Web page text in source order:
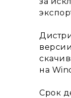
на
Срок